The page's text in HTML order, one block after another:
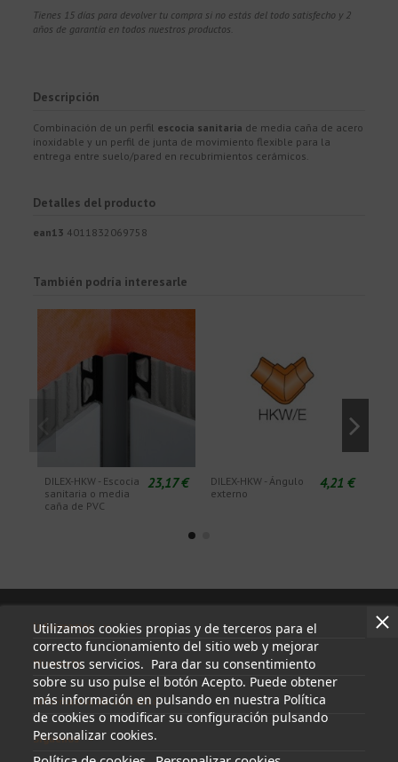
Tienes 15 días para devolver tu compra si no estás del todo satisfecho y 2
años de garantía en todos nuestros productos.
Descripción
Combinación de un perfil escocia sanitaria de media caña de acero
inoxidable y un perfil de junta de movimiento flexible para la
entrega entre suelo/pared en recubrimientos cerámicos.
Detalles del producto
ean13 4011832069758
También podría interesarle
DILEX-HKW - Escocia
sanitaria o media
caña de PVC
23,17 €
DILEX-HKW - Ángulo
externo
4,21 €
Utilizamos cookies propias y de terceros para el
correcto funcionamiento del sitio web y mejorar
nuestros servicios. Para dar su consentimiento
sobre su uso pulse el botón Acepto. Puede obtener
más información en pulsando en nuestra Política
de cookies o modificar su configuración pulsando
Personalizar cookies.
Información
Mi cuenta
Información de contacto
Síguenos